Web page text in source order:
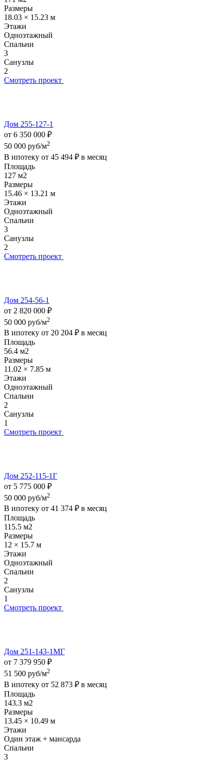
Размеры
18.03 × 15.23 м
Этажи
Одноэтажный
Спальни
3
Санузлы
2
Смотреть проект
Дом 255-127-1
от 6 350 000 ₽
50 000 руб/м2
В ипотеку от 45 494 ₽ в месяц
Площадь
127 м2
Размеры
15.46 × 13.21 м
Этажи
Одноэтажный
Спальни
3
Санузлы
2
Смотреть проект
Дом 254-56-1
от 2 820 000 ₽
50 000 руб/м2
В ипотеку от 20 204 ₽ в месяц
Площадь
56.4 м2
Размеры
11.02 × 7.85 м
Этажи
Одноэтажный
Спальни
2
Санузлы
1
Смотреть проект
Дом 252-115-1Г
от 5 775 000 ₽
50 000 руб/м2
В ипотеку от 41 374 ₽ в месяц
Площадь
115.5 м2
Размеры
12 × 15.7 м
Этажи
Одноэтажный
Спальни
2
Санузлы
1
Смотреть проект
Дом 251-143-1МГ
от 7 379 950 ₽
51 500 руб/м2
В ипотеку от 52 873 ₽ в месяц
Площадь
143.3 м2
Размеры
13.45 × 10.49 м
Этажи
Один этаж + мансарда
Спальни
3